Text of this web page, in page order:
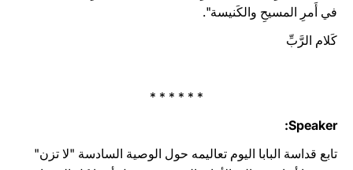
في أَمرِ المسيحِ والكَنيسة".
كَلام الرَّبِّ
* * * * * *
Speaker:
تابع قداسة البابا اليوم تعاليمه حول الوصية السادسة "لا تزن"